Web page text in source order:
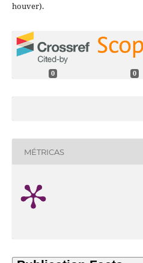
houver).
0 0
MÉTRICAS